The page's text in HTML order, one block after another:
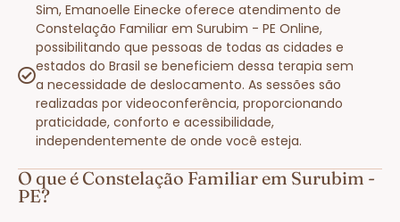
Sim, Emanoelle Einecke oferece atendimento de
Constelação Familiar em Surubim - PE Online,
possibilitando que pessoas de todas as cidades e
estados do Brasil se beneficiem dessa terapia sem
a necessidade de deslocamento. As sessões são
realizadas por videoconferência, proporcionando
praticidade, conforto e acessibilidade,
independentemente de onde você esteja.
O que é Constelação Familiar em Surubim -
PE?